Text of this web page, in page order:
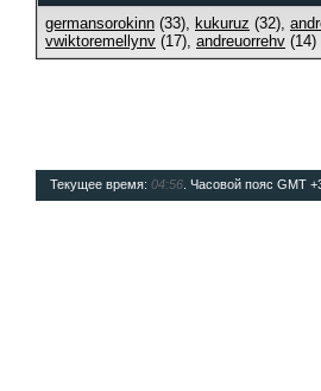
germansorokinn (33), kukuruz (32),
vwiktoremellynv (17), andreuorrehv (14)
Текущее время: 04:56 . Часовой пояс GMT